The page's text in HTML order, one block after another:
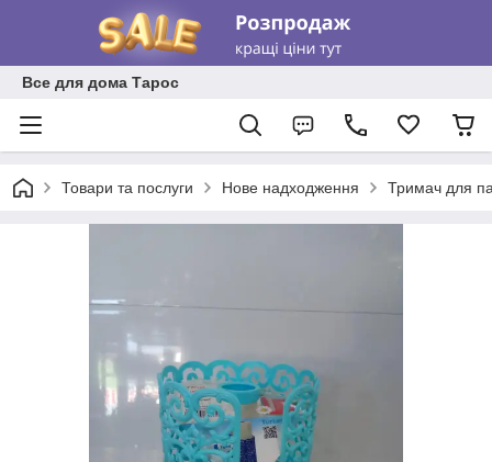
Все для дома Тарос
Товари та послуги Нове надходження Тримач для